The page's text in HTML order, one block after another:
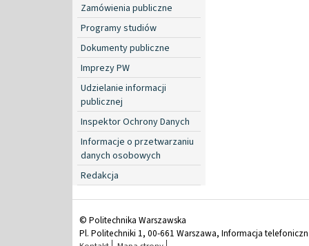
Zamówienia publiczne
Programy studiów
Dokumenty publiczne
Imprezy PW
Udzielanie informacji
publicznej
Inspektor Ochrony Danych
Informacje o przetwarzaniu
danych osobowych
Redakcja
© Politechnika Warszawska
Pl. Politechniki 1, 00-661 Warszawa, Informacja